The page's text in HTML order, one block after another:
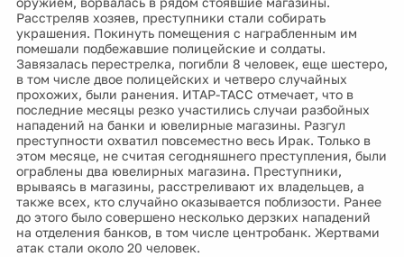
Расстреляв хозяев, преступники стали собирать
украшения. Покинуть помещения с награбленным им
помешали подбежавшие полицейские и солдаты.
Завязалась перестрелка, погибли 8 человек, еще шестеро,
в том числе двое полицейских и четверо случайных
прохожих, были ранения. ИТАР-ТАСС отмечает, что в
последние месяцы резко участились случаи разбойных
нападений на банки и ювелирные магазины. Разгул
преступности охватил повсеместно весь Ирак. Только в
этом месяце, не считая сегодняшнего преступления, были
ограблены два ювелирных магазина. Преступники,
врываясь в магазины, расстреливают их владельцев, а
также всех, кто случайно оказывается поблизости. Ранее
до этого было совершено несколько дерзких нападений
на отделения банков, в том числе центробанк. Жертвами
атак стали около 20 человек.